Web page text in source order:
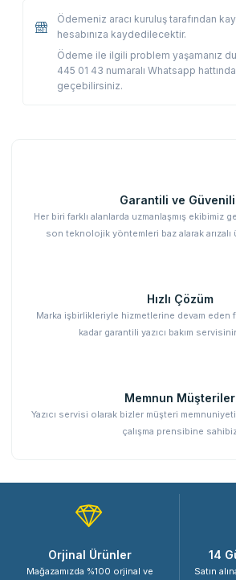
Ödemeniz aracı kuruluş tarafından
hesabınıza kaydedilecektir.
Ödeme ile ilgili problem yaşamanız
445 01 43 numaralı Whatsapp
geçebilirsiniz.
Garantili ve
Her biri farklı alanlarda uzmanlaşmış ekibimiz
son teknolojik yöntemleri baz alarak arızalı
Hızlı Çözüm
Marka işbirlikleriyle hizmetlerine devam eden
kadar garantili yazıcı bakım
Memnun Müşteriler
Yazıcı servisi olarak bizler müşteri
çalışma prensibine
Orjinal Ürünler
Mağazamızda %100 orjinal ve
14
Satın